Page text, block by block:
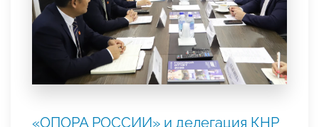
«ОПОРА РОССИИ» и делегация КНР